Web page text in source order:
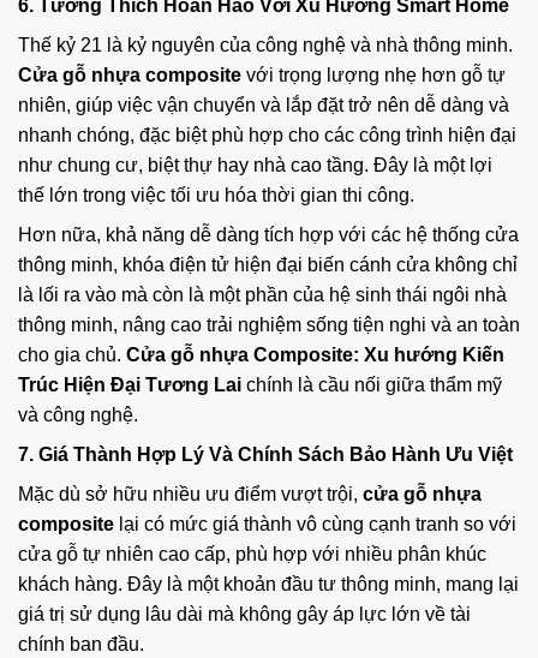
6. Tương Thích Hoàn Hảo Với Xu Hướng Smart Home
Thế kỷ 21 là kỷ nguyên của công nghệ và nhà thông minh.
Cửa gỗ nhựa composite với trọng lượng nhẹ hơn gỗ tự
nhiên, giúp việc vận chuyển và lắp đặt trở nên dễ dàng và
nhanh chóng, đặc biệt phù hợp cho các công trình hiện đại
như chung cư, biệt thự hay nhà cao tầng. Đây là một lợi
thế lớn trong việc tối ưu hóa thời gian thi công.
Hơn nữa, khả năng dễ dàng tích hợp với các hệ thống cửa
thông minh, khóa điện tử hiện đại biến cánh cửa không chỉ
là lối ra vào mà còn là một phần của hệ sinh thái ngôi nhà
thông minh, nâng cao trải nghiệm sống tiện nghi và an toàn
cho gia chủ. Cửa gỗ nhựa Composite: Xu hướng Kiến
Trúc Hiện Đại Tương Lai chính là cầu nối giữa thẩm mỹ
và công nghệ.
7. Giá Thành Hợp Lý Và Chính Sách Bảo Hành Ưu Việt
Mặc dù sở hữu nhiều ưu điểm vượt trội, cửa gỗ nhựa
composite lại có mức giá thành vô cùng cạnh tranh so với
cửa gỗ tự nhiên cao cấp, phù hợp với nhiều phân khúc
khách hàng. Đây là một khoản đầu tư thông minh, mang lại
giá trị sử dụng lâu dài mà không gây áp lực lớn về tài
chính ban đầu.